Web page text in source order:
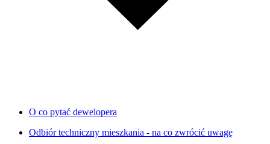
O co pytać dewelopera
Odbiór techniczny mieszkania - na co zwrócić uwagę